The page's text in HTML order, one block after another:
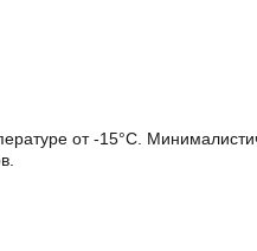
от -15°С.